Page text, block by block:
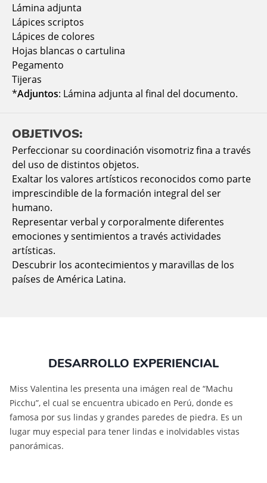
Lámina adjunta
Lápices scriptos
Lápices de colores
Hojas blancas o cartulina
Pegamento
Tijeras
*Adjuntos: Lámina adjunta al final del documento.
OBJETIVOS:
Perfeccionar su coordinación visomotriz fina a través
del uso de distintos objetos.
Exaltar los valores artísticos reconocidos como parte
imprescindible de la formación integral del ser
humano.
Representar verbal y corporalmente diferentes
emociones y sentimientos a través actividades
artísticas.
Descubrir los acontecimientos y maravillas de los
países de América Latina.
DESARROLLO EXPERIENCIAL
Miss Valentina les presenta una imágen real de “Machu
Picchu”, el cual se encuentra ubicado en Perú, donde es
famosa por sus lindas y grandes paredes de piedra. Es un
lugar muy especial para tener lindas e inolvidables vistas
panorámicas.